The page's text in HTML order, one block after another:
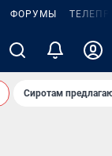
ФОРУМЫ
Сиротам